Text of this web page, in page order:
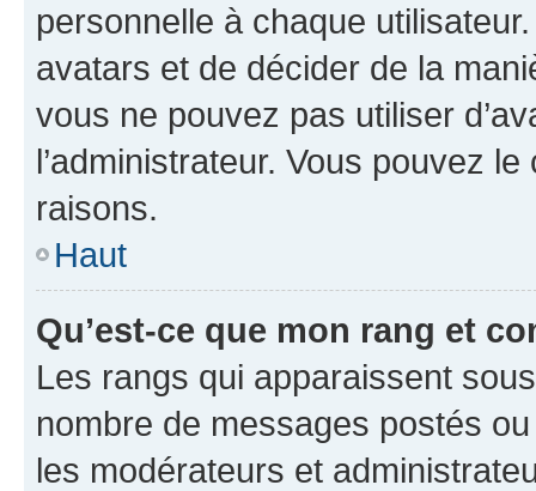
personnelle à chaque utilisateur.
avatars et de décider de la
vous ne pouvez pas utiliser
l’administrateur. Vous pouvez
raisons.
Haut
Qu’est-ce que mon rang et
Les rangs qui apparaissent
nombre de messages postés
les modérateurs et